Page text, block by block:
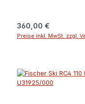
Regulärer Preis:
360,00 €
Preise inkl. MwSt. zzgl.